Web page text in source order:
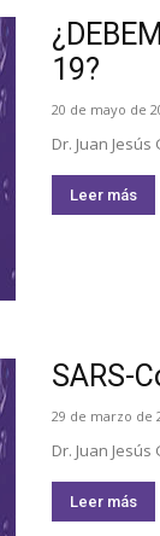
19?
20 de mayo de
Dr. Juan
Leer más
SARS-
29 de marzo de
Dr. Juan
Leer más